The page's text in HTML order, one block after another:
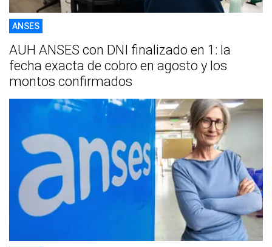
ANSES
AUH ANSES con DNI finalizado en 1: la
fecha exacta de cobro en agosto y los
montos confirmados